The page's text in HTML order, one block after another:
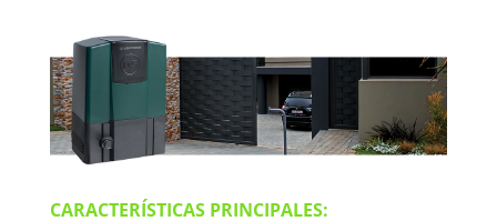
CARACTERÍSTICAS PRINCIPALES: